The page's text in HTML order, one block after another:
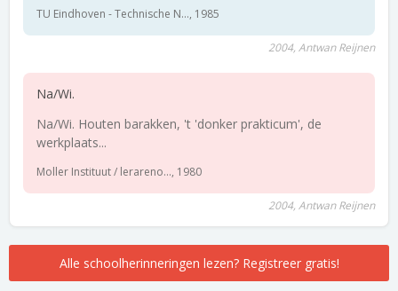
TU Eindhoven - Technische N..., 1985
2004, Antwan Reijnen
Na/Wi.
Na/Wi. Houten barakken, 't 'donker prakticum', de
werkplaats...
Moller Instituut / lerareno..., 1980
2004, Antwan Reijnen
Alle schoolherinneringen lezen? Registreer gratis!